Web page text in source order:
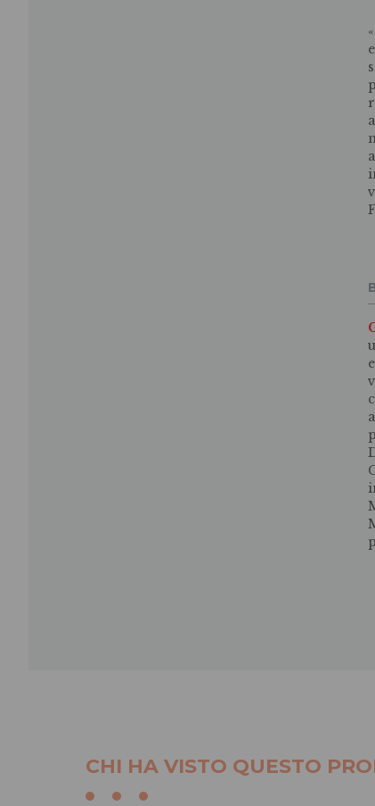
CHI HA VISTO QUESTO